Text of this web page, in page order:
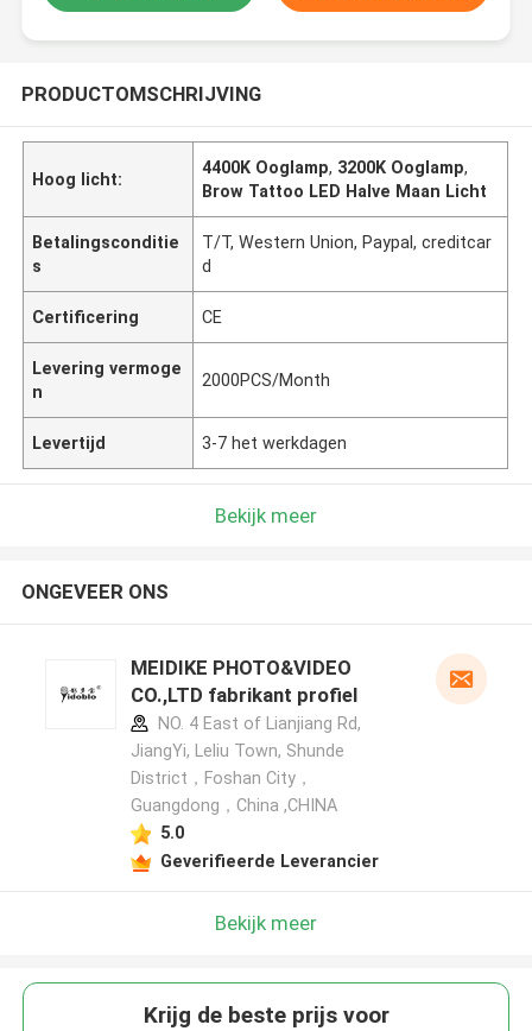
PRODUCTOMSCHRIJVING
Hoog licht:
4400K Ooglamp, 3200K Ooglamp,
Brow Tattoo LED Halve Maan Licht
Betalingsconditie
s
T/T, Western Union, Paypal, creditcar
d
Certificering CE
Levering vermoge
n
2000PCS/Month
Levertijd 3-7 het werkdagen
Bekijk meer
ONGEVEER ONS
MEIDIKE PHOTO&VIDEO
CO.,LTD fabrikant profiel
NO. 4 East of Lianjiang Rd,
JiangYi, Leliu Town, Shunde
District，Foshan City，
Guangdong，China ,CHINA
5.0
Geverifieerde Leverancier
Bekijk meer
Krijg de beste prijs voor